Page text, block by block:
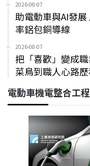
2026-08-07
助電動車與AI發
率鋁包銅導線
2026-08-07
把「喜歡」變成
菜鳥到職人心路
電動車機電整合工